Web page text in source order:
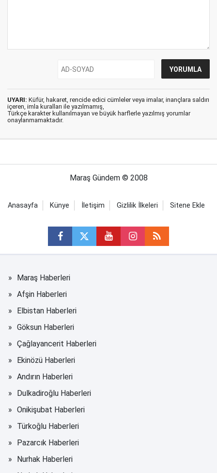
UYARI: Küfür, hakaret, rencide edici cümleler veya imalar, inançlara saldırı
içeren, imla kuralları ile yazılmamış,
Türkçe karakter kullanılmayan ve büyük harflerle yazılmış yorumlar
onaylanmamaktadır.
Maraş Gündem © 2008
Anasayfa Künye İletişim Gizlilik İlkeleri Sitene Ekle
Maraş Haberleri
Afşin Haberleri
Elbistan Haberleri
Göksun Haberleri
Çağlayancerit Haberleri
Ekinözü Haberleri
Andırın Haberleri
Dulkadiroğlu Haberleri
Onikişubat Haberleri
Türkoğlu Haberleri
Pazarcık Haberleri
Nurhak Haberleri